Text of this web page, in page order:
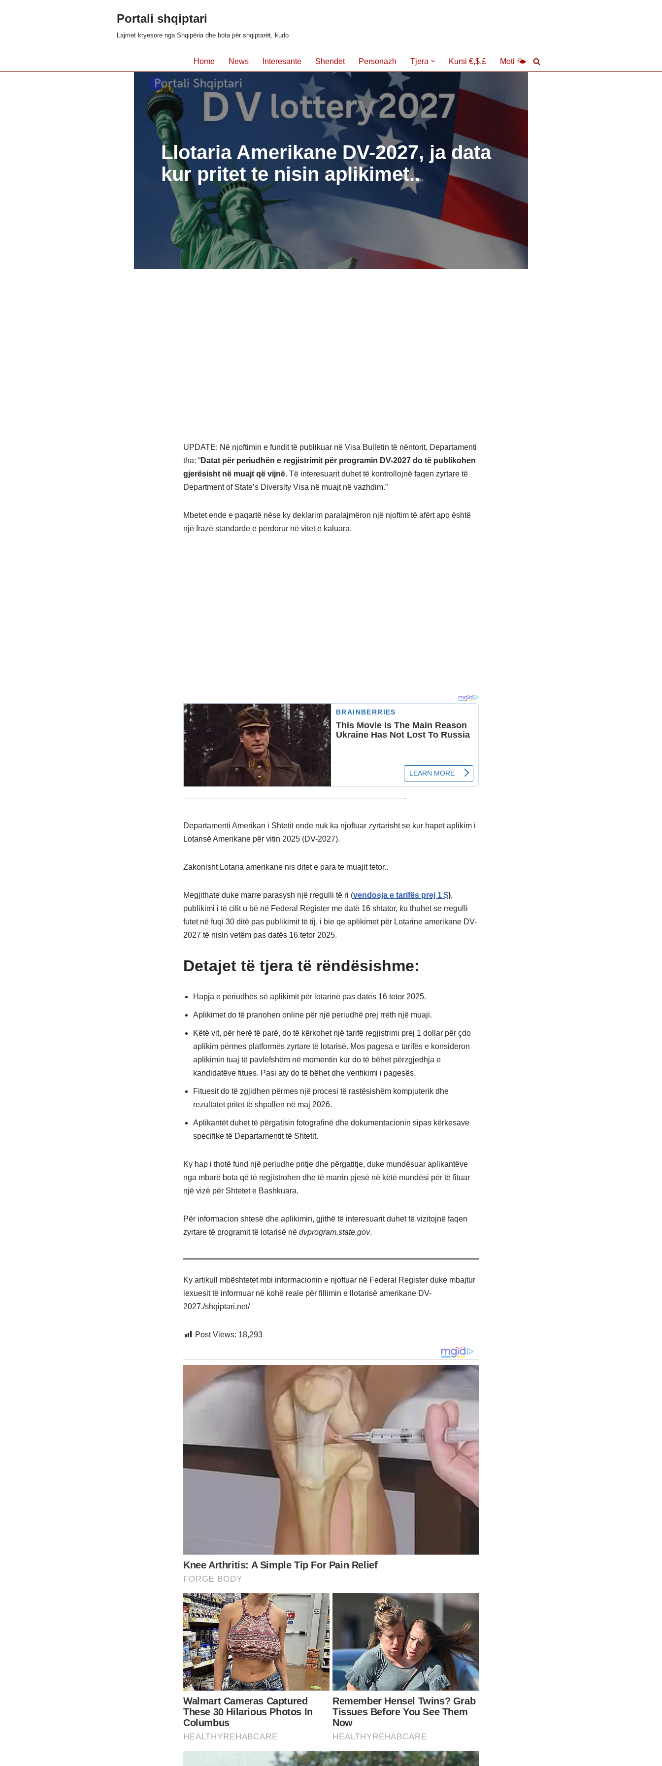
Portali shqiptari
Lajmet kryesore nga Shqipëria dhe bota për shqiptarët, kudo
Home News Interesante Shendet Personazh Tjera Kursi €,$,£ Moti 🌤
Llotaria Amerikane DV-2027, ja data
kur pritet te nisin aplikimet..
UPDATE: Në njoftimin e fundit të publikuar në Visa Bulletin të nëntorit, Departamenti
tha: “Datat për periudhën e regjistrimit për programin DV-2027 do të publikohen
gjerësisht në muajt që vijnë. Të interesuarit duhet të kontrollojnë faqen zyrtare të
Department of State’s Diversity Visa në muajt në vazhdim.”
Mbetet ende e paqartë nëse ky deklarim paralajmëron një njoftim të afërt apo është
një frazë standarde e përdorur në vitet e kaluara.
————————————————————————————-
Departamenti Amerikan i Shtetit ende nuk ka njoftuar zyrtarisht se kur hapet aplikim i
Lotarisë Amerikane për vitin 2025 (DV-2027).
Zakonisht Lotaria amerikane nis ditet e para te muajit tetor..
Megjithate duke marre parasysh një rregulli të ri (vendosja e tarifës prej 1 $),
publikimi i të cilit u bë në Federal Register me datë 16 shtator, ku thuhet se rregulli
futet në fuqi 30 ditë pas publikimit të tij, i bie qe aplikimet për Lotarine amerikane DV-
2027 të nisin vetëm pas datës 16 tetor 2025.
Detajet të tjera të rëndësishme:
Hapja e periudhës së aplikimit për lotarinë pas datës 16 tetor 2025.
Aplikimet do të pranohen online për një periudhë prej rreth një muaji.
Këtë vit, për herë të parë, do të kërkohet një tarifë regjistrimi prej 1 dollar për çdo
aplikim përmes platformës zyrtare të lotarisë. Mos pagesa e tarifës e konsideron
aplikimin tuaj të pavlefshëm në momentin kur do të bëhet përzgjedhja e
kandidatëve fitues. Pasi aty do të bëhet dhe verifikimi i pagesës.
Fituesit do të zgjidhen përmes një procesi të rastësishëm kompjuterik dhe
rezultatet pritet të shpallen në maj 2026.
Aplikantët duhet të përgatisin fotografinë dhe dokumentacionin sipas kërkesave
specifike të Departamentit të Shtetit.
Ky hap i thotë fund një periudhe pritje dhe përgatitje, duke mundësuar aplikantëve
nga mbarë bota që të regjistrohen dhe të marrin pjesë në këtë mundësi për të fituar
një vizë për Shtetet e Bashkuara.
Për informacion shtesë dhe aplikimin, gjithë të interesuarit duhet të vizitojnë faqen
zyrtare të programit të lotarisë në dvprogram.state.gov.
Ky artikull mbështetet mbi informacionin e njoftuar në Federal Register duke mbajtur
lexuesit të informuar në kohë reale për fillimin e llotarisë amerikane DV-
2027./shqiptari.net/
Post Views: 18,293